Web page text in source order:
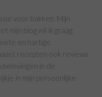
voor bakken. Mijn
mijn blog wil ik graag
en hartige
recepten ook reviews
in de
in mijn persoonlijke